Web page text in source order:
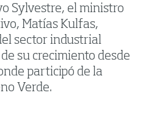
Sylvestre, el ministro
Matías Kulfas,
sector industrial
su crecimiento desde
participó de la
Verde.